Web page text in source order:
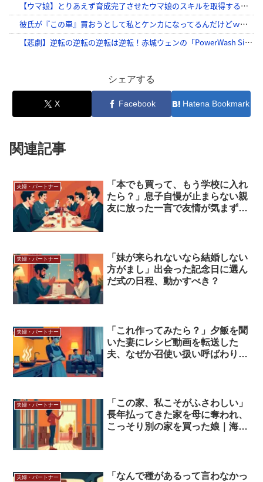
シェアする
X Facebook Hatena Bookmark
関連記事
夫婦・パートナー
「本でも買って、もう学校に入れ
たら？」息子自慢が止まらない親
友に放った一言で友情が気まずく
夫婦・パートナー
「妹が来られないなら結婚しない
方がまし」出会った記念日に選ん
だ式の日程、動かすべき？
夫婦・パートナー
「これ作ってみたら？」夕飯を聞
いた妻にレシピ動画を転送した
夫、なぜか召使い扱い呼ばわりさ
夫婦・パートナー
「この家、私こそがふさわしい」
長年払ってきた家を母に奪われ、
こっそり別の家を買った娘｜海外
夫婦・パートナー
「なんで種があるって言わなかっ